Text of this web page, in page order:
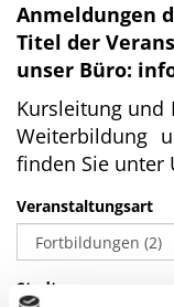
Anmeldungen
Titel der
unser Büro:
Kursleitung und
Weiterbildung
finden Sie unter
Veranstaltungsart
Stadt